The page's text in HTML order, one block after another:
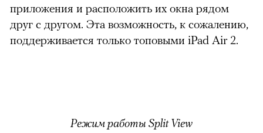
приложения и расположить их окна рядом
друг с другом. Эта возможность, к сожалению,
поддерживается только топовыми iPad Air 2.
Режим работы Split View